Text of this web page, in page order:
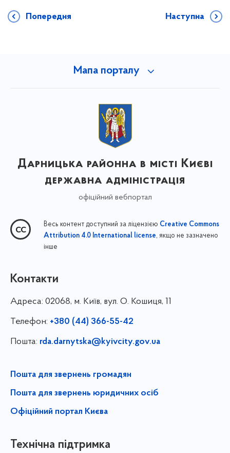
Попередня Наступна
Мапа порталу
Дарницька районна в місті Києві
державна адміністрація
офіційний вебпортал
Весь контент доступний за ліцензією Creative Commons
Attribution 4.0 International license, якщо не зазначено
інше
Контакти
Адреса: 02068, м. Київ, вул. О. Кошиця, 11
Телефон: +380 (44) 366-55-42
Пошта: rda.darnytska@kyivcity.gov.ua
Пошта для звернень громадян
Пошта для звернень юридичних осіб
Офіційний портал Києва
Технічна підтримка